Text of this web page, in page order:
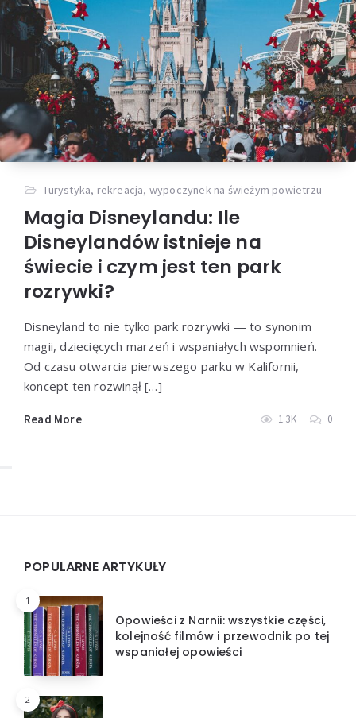
Turystyka, rekreacja, wypoczynek na świeżym powietrzu
Magia Disneylandu: Ile
Disneylandów istnieje na
świecie i czym jest ten park
rozrywki?
Disneyland to nie tylko park rozrywki — to synonim
magii, dziecięcych marzeń i wspaniałych wspomnień.
Od czasu otwarcia pierwszego parku w Kalifornii,
koncept ten rozwinął […]
Read More 1.3K 0
POPULARNE ARTYKUŁY
1
Opowieści z Narnii: wszystkie części,
kolejność filmów i przewodnik po tej
wspaniałej opowieści
2